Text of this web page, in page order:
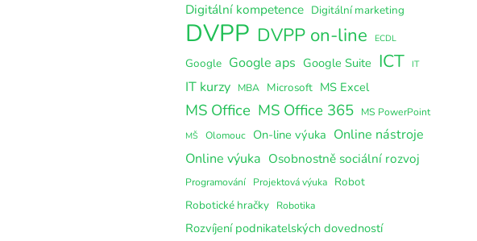
Digitální kompetence Digitální marketing
DVPP DVPP on-line ECDL
Google Google aps Google Suite ICT IT
IT kurzy MBA Microsoft MS Excel
MS Office MS Office 365 MS PowerPoint
MŠ Olomouc On-line výuka Online nástroje
Online výuka Osobnostně sociální rozvoj
Programování Projektová výuka
Robot
Robotické hračky
Robotika
Rozvíjení podnikatelských dovedností